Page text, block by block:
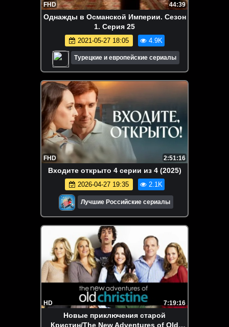
FHD 44:39
Однажды в Османской Империи. Сезон
1. Серия 25
2021-05-27 18:05 4.9K
Турецкие и европейские сериалы
FHD 2:51:16
Bxoдите открытo 4 серии из 4 (2025)
2026-04-27 19:35 2.1K
Лучшие Российские сериалы
HD 7:19:16
Новые приключения старой
Кристин/The New Adventures of Old